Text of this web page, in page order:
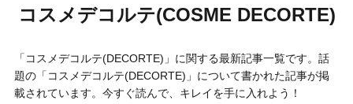
コスメデコルテ(COSME DECORTE)
「コスメデコルテ(DECORTE)」に関する最新記事一覧です。話
題の「コスメデコルテ(DECORTE)」について書かれた記事が掲
載されています。今すぐ読んで、キレイを手に入れよう！